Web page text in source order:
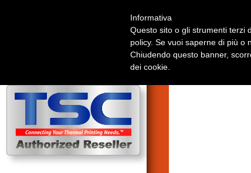
Informativa
Questo sito o gli strumenti terzi
policy. Se vuoi saperne di più o
Chiudendo questo banner,
dei cookie.